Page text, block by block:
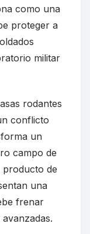
como una
proteger a
militar
rodantes
conflicto
un
campo de
producto de
una
frenar